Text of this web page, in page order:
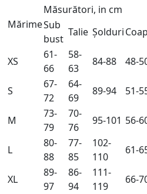
Mărime
Măsurători, in cm
Sub
bust
Talie Șolduri
XS
61-
66
58-
63
84-88 48-
S
67-
72
64-
69
89-94 51-
M
73-
79
70-
76
95-101 56-
L
80-
88
77-
85
102-
110
61-
XL
89-
97
86-
94
111-
119
66-